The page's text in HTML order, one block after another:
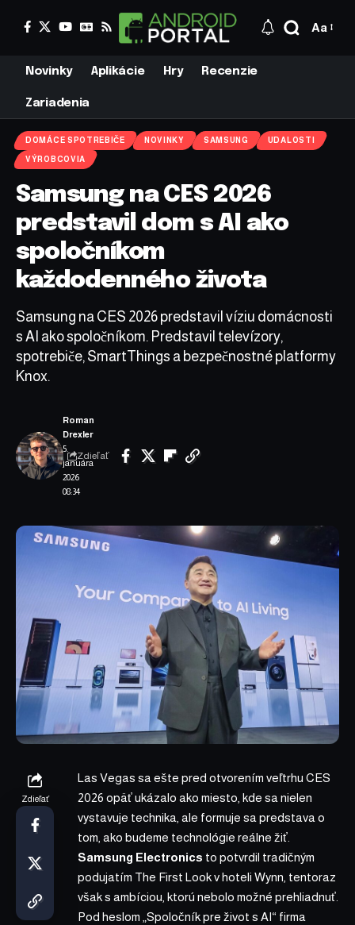
Aa
Novinky Aplikácie Hry Recenzie
Zariadenia
DOMÁCE SPOTREBIČE NOVINKY SAMSUNG UDALOSTI
VÝROBCOVIA
Samsung na CES 2026
predstavil dom s AI ako
spoločníkom
každodenného života
Samsung na CES 2026 predstavil víziu domácnosti
s AI ako spoločníkom. Predstavil televízory,
spotrebiče, SmartThings a bezpečnostné platformy
Knox.
5.
januára
2026
08:34
Roman
Drexler
Zdieľať
Zdieľať
Las Vegas sa ešte pred otvorením veľtrhu CES
2026 opäť ukázalo ako miesto, kde sa nielen
vystavuje technika, ale formuje sa predstava o
tom, ako budeme technológie reálne žiť.
Samsung Electronics to potvrdil tradičným
podujatím The First Look v hoteli Wynn, tentoraz
však s ambíciou, ktorú nebolo možné prehliadnuť.
Pod heslom „Spoločník pre život s AI“ firma